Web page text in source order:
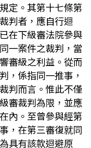
定。其第十七條第
判者，應自行迴
在下級審法院參與
一案件之裁判，當
審級之利益。從而
，係指同一推事，
判而言。惟此不僅
審裁判為限，並應
內。至曾參與經第
，在第三審復就同
具有該款迴避原